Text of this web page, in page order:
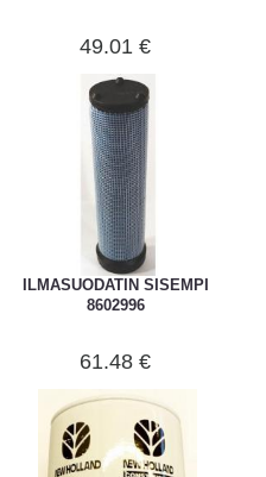
49.01 €
ILMASUODATIN SISEMPI
8602996
61.48 €